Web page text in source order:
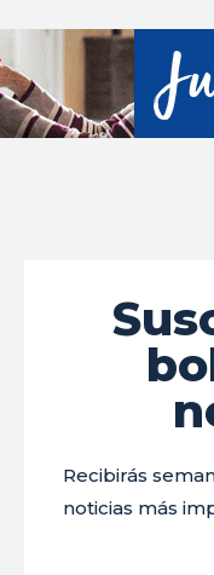
Recibirás
noticias más